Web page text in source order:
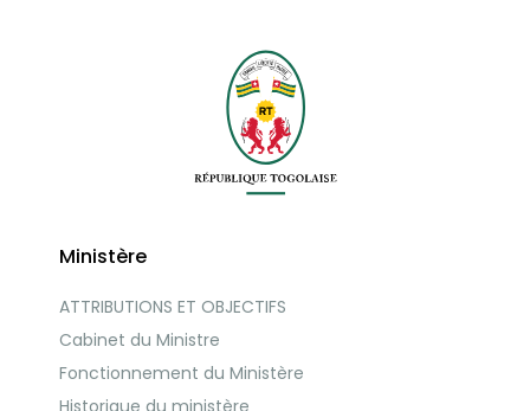
Ministère
ATTRIBUTIONS ET OBJECTIFS
Cabinet du Ministre
Fonctionnement du Ministère
Historique du ministère